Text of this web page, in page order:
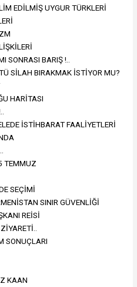
EDİLMİŞ UYGUR TÜRKLERİ
SONRASI BARIŞ !..
SİLAH BIRAKMAK İSTİYOR MU?
HARİTASI
İSTİHBARAT FAALİYETLERİ
TEMMUZ
SEÇİMİ
SINIR GÜVENLİĞİ
REİSİ
SONUÇLARI
KAAN